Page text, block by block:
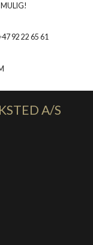
MULIG!
92 22 65 61
A/S